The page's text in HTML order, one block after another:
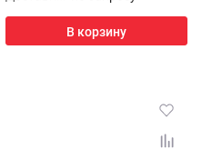
В корзину